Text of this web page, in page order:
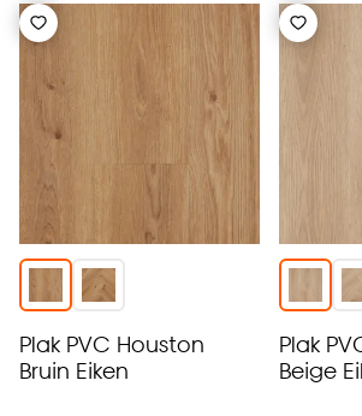
Plak PVC Houston
Bruin Eiken
Plak
Beige